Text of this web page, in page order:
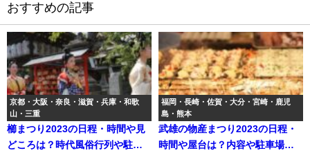
おすすめの記事
京都・大阪・奈良・滋賀・兵庫・和歌
山・三重
櫛まつり2023の日程・時間や見
どころは？時代風俗行列や駐車
福岡・長崎・佐賀・大分・宮崎・鹿児
島・熊本
武雄の物産まつり2023の日程・
時間や屋台は？内容や駐車場や